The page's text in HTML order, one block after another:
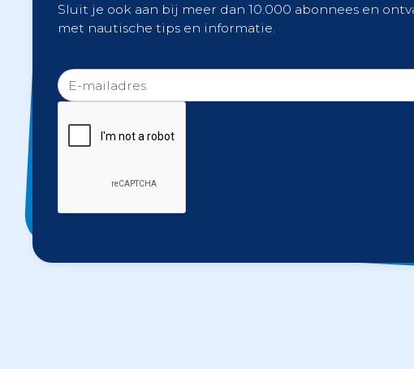
Sluit je ook aan bij meer dan 10.000 abonnees en
met nautische tips en informatie.